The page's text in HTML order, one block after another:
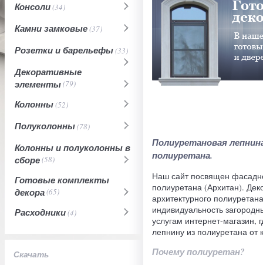
Консоли(34)
Камни замковые(37)
Розетки и барельефы(33)
Декоративные
элементы(79)
Колонны(52)
Полуколонны(78)
Колонны и полуколонны в
сборе(58)
Готовые комплекты
декора(65)
Расходники(4)
Скачать
Полиуретановая
полиуретана.
Наш сайт посвящен
полиуретана (Архитан).
архитектурного
индивидуальность
услугам интернет-магазин,
лепнину из полиуретана от
Почему полиуретан?